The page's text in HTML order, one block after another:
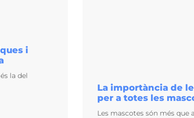
i
la del
La importància de
per a totes les
Les mascotes són més que